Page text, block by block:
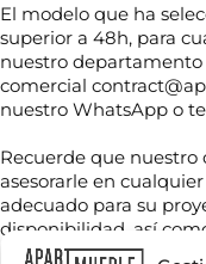
El modelo que ha
superior a 48h, para
nuestro departamento
comercial
nuestro WhatsApp o
Recuerde que
asesorarle en
adecuado para su
disponibilidad, así
D
i
s
e
s
a
b
e
r
N
o
m
e
*
T
e
l
C